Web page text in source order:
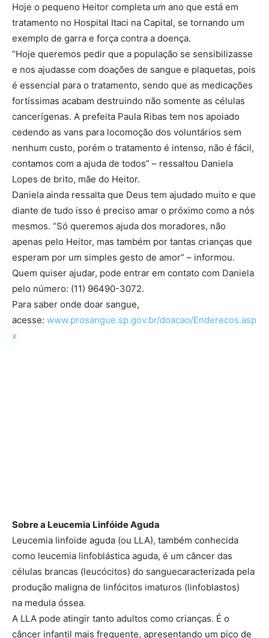
Hoje o pequeno Heitor completa um ano que está em
tratamento no Hospital Itaci na Capital, se tornando um
exemplo de garra e força contra a doença.
“Hoje queremos pedir que a população se sensibilizasse
e nos ajudasse com doações de sangue e plaquetas, pois
é essencial para o tratamento, sendo que as medicações
fortíssimas acabam destruindo não somente as células
cancerígenas. A prefeita Paula Ribas tem nos apoiado
cedendo as vans para locomoção dos voluntários sem
nenhum custo, porém o tratamento é intenso, não é fácil,
contamos com a ajuda de todos” – ressaltou Daniela
Lopes de brito, mãe do Heitor.
Daniela ainda ressalta que Deus tem ajudado muito e que
diante de tudo isso é preciso amar o próximo como a nós
mesmos. “Só queremos ajuda dos moradores, não
apenas pelo Heitor, mas também por tantas crianças que
esperam por um simples gesto de amor” – informou.
Quem quiser ajudar, pode entrar em contato com Daniela
pelo número: (11) 96490-3072.
Para saber onde doar sangue,
acesse: www.prosangue.sp.gov.br/doacao/Enderecos.asp
x
Sobre a Leucemia Linfóide Aguda
Leucemia linfoide aguda (ou LLA), também conhecida
como leucemia linfoblástica aguda, é um câncer das
células brancas (leucócitos) do sanguecaracterizada pela
produção maligna de linfócitos imaturos (linfoblastos)
na medula óssea.
A LLA pode atingir tanto adultos como crianças. É o
câncer infantil mais frequente, apresentando um pico de